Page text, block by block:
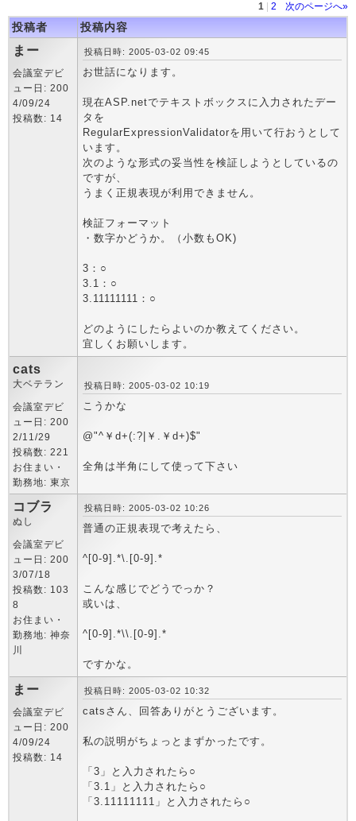
1 2 次のページへ»
投稿者 投稿内容
まー
会議室デビ
ュー日: 200
4/09/24
投稿数: 14
投稿日時: 2005-03-02 09:45
お世話になります。
現在ASP.netでテキストボックスに入力されたデー
タを
RegularExpressionValidatorを用いて行おうとして
います。
次のような形式の妥当性を検証しようとしているの
ですが、
うまく正規表現が利用できません。
検証フォーマット
・数字かどうか。（小数もOK)
3：○
3.1：○
3.11111111：○
どのようにしたらよいのか教えてください。
宜しくお願いします。
cats
大ベテラン
会議室デビ
ュー日: 200
2/11/29
投稿数: 221
お住まい・
勤務地: 東京
投稿日時: 2005-03-02 10:19
こうかな
@"^￥d+(:?|￥.￥d+)$"
全角は半角にして使って下さい
コブラ
ぬし
会議室デビ
ュー日: 200
3/07/18
投稿数: 103
8
お住まい・
勤務地: 神奈
川
投稿日時: 2005-03-02 10:26
普通の正規表現で考えたら、
^[0-9].*\.[0-9].*
こんな感じでどうでっか？
或いは、
^[0-9].*\\.[0-9].*
ですかな。
まー
会議室デビ
ュー日: 200
4/09/24
投稿数: 14
投稿日時: 2005-03-02 10:32
catsさん、回答ありがとうございます。
私の説明がちょっとまずかったです。
「3」と入力されたら○
「3.1」と入力されたら○
「3.11111111」と入力されたら○